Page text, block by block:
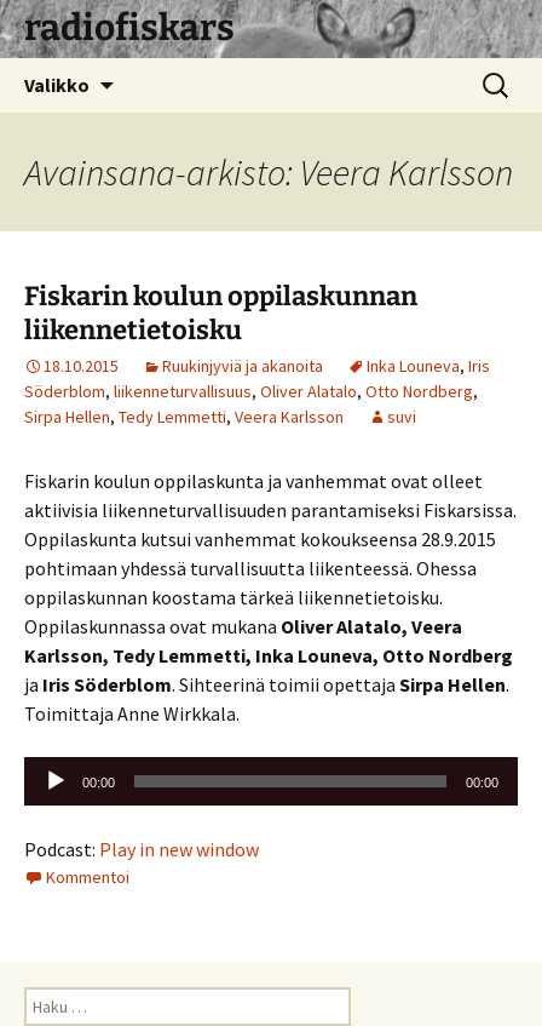
radiofiskars
Valikko Haku:
Avainsana-arkisto: Veera Karlsson
Fiskarin koulun oppilaskunnan
liikennetietoisku
18.10.2015 Ruukinjyviä ja akanoita Inka Louneva, Iris
Söderblom, liikenneturvallisuus, Oliver Alatalo, Otto Nordberg,
Sirpa Hellen, Tedy Lemmetti, Veera Karlsson suvi
Fiskarin koulun oppilaskunta ja vanhemmat ovat olleet
aktiivisia liikenneturvallisuuden parantamiseksi Fiskarsissa.
Oppilaskunta kutsui vanhemmat kokoukseensa 28.9.2015
pohtimaan yhdessä turvallisuutta liikenteessä. Ohessa
oppilaskunnan koostama tärkeä liikennetietoisku.
Oppilaskunnassa ovat mukana Oliver Alatalo, Veera
Karlsson, Tedy Lemmetti, Inka Louneva, Otto Nordberg
ja Iris Söderblom. Sihteerinä toimii opettaja Sirpa Hellen.
Toimittaja Anne Wirkkala.
Äänitoistin
00:00 00:00
Podcast: Play in new window
Kommentoi
Haku: